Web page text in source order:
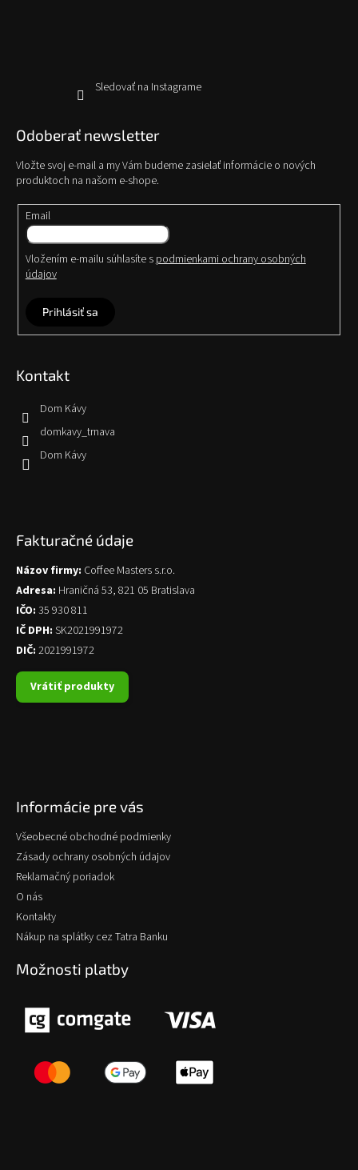
Sledovať na Instagrame
Odoberať newsletter
Vložte svoj e-mail a my Vám budeme zasielať informácie o nových
produktoch na našom e-shope.
Email
Vložením e-mailu súhlasíte s podmienkami ochrany osobných
údajov
Prihlásiť sa
Kontakt
Dom Kávy
domkavy_trnava
Dom Kávy
Fakturačné údaje
Názov firmy: Coffee Masters s.r.o.
Adresa: Hraničná 53, 821 05 Bratislava
IČO: 35 930 811
IČ DPH: SK2021991972
DIČ: 2021991972
Vrátiť produkty
Informácie pre vás
Všeobecné obchodné podmienky
Zásady ochrany osobných údajov
Reklamačný poriadok
O nás
Kontakty
Nákup na splátky cez Tatra Banku
Možnosti platby